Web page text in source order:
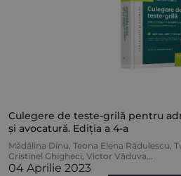
Culegere de teste-grilă pentru
și avocatură. Ediția a 4-a
Mădălina Dinu, Teona Elena Rădulescu,
Cristinel Ghigheci, Victor Văduva...
04 Aprilie 2023